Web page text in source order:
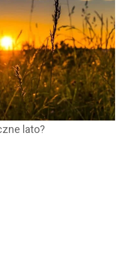
lato?